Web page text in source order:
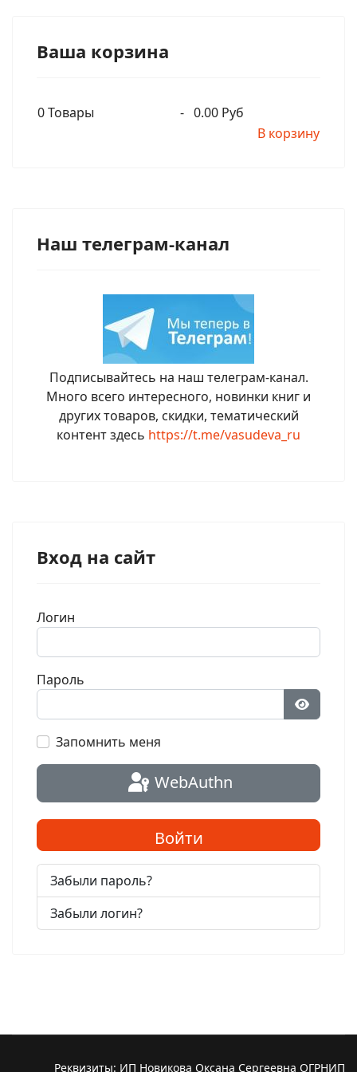
Ваша корзина
0Товары - 0.00 Руб
В корзину
Наш телеграм-канал
Подписывайтесь на наш телеграм-канал.
Много всего интересного, новинки книг и
других товаров, скидки, тематический
контент здесь https://t.me/vasudeva_ru
Вход на сайт
Логин
Пароль
Запомнить меня
WebAuthn
Войти
Забыли пароль?
Забыли логин?
Реквизиты: ИП Новикова Оксана Сергеевна ОГРНИП